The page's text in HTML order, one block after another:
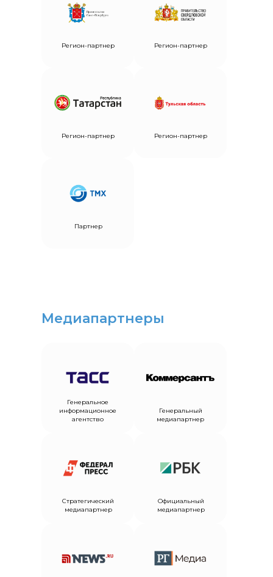
Регион-партнер Регион-партнер
Регион-партнер Регион-партнер
Партнер
Медиапартнеры
Генеральное
информационное
агентство
Генеральный
медиапартнер
Стратегический
медиапартнер
Официальный
медиапартнер